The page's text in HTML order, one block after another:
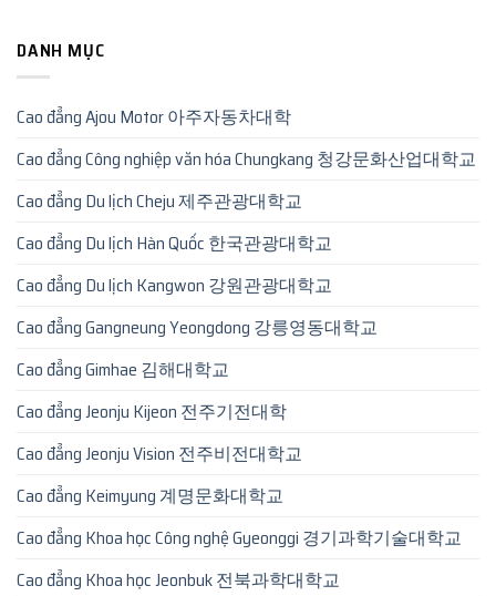
DANH MỤC
Cao đẳng Ajou Motor 아주자동차대학
Cao đẳng Công nghiệp văn hóa Chungkang 청강문화산업대학교
Cao đẳng Du lịch Cheju 제주관광대학교
Cao đẳng Du lịch Hàn Quốc 한국관광대학교
Cao đẳng Du lịch Kangwon 강원관광대학교
Cao đẳng Gangneung Yeongdong 강릉영동대학교
Cao đẳng Gimhae 김해대학교
Cao đẳng Jeonju Kijeon 전주기전대학
Cao đẳng Jeonju Vision 전주비전대학교
Cao đẳng Keimyung 계명문화대학교
Cao đẳng Khoa học Công nghệ Gyeonggi 경기과학기술대학교
Cao đẳng Khoa học Jeonbuk 전북과학대학교